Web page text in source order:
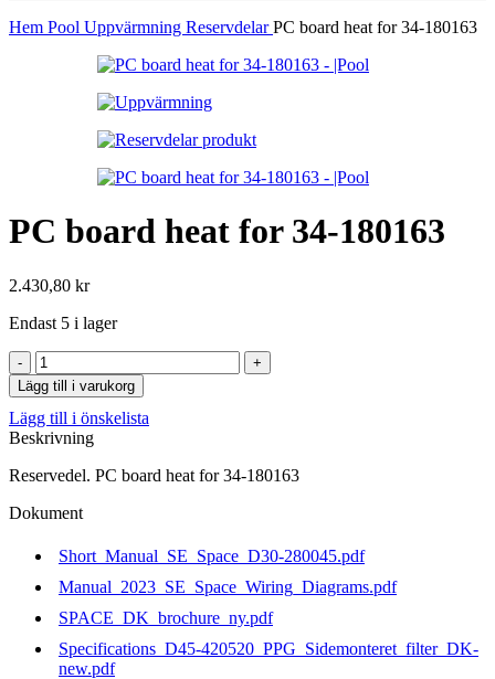
Hem Pool Uppvärmning ReservdelarPC board heat for 34-180163
PC board heat for 34-180163
2.430,80 kr
Endast 5 i lager
PC
board
heat
for
34-
mängd
Lägg till i varukorg
Lägg till i önskelista
Beskrivning
Reservedel. PC board heat for 34-180163
Dokument
Short_Manual_SE_Space_D30-280045.pdf
Manual_2023_SE_Space_Wiring_Diagrams.pdf
SPACE_DK_brochure_ny.pdf
Specifications_D45-420520_PPG_Sidemonteret_filter_DK-
new.pdf